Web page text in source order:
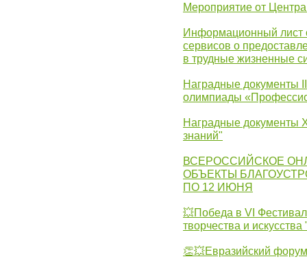
Мероприятие от
Информационный лист
сервисов о
в трудные жизненные
Наградные документы
олимпиады
Наградные документы
знаний"
ВСЕРОССИЙСКОЕ
ОБЪЕКТЫ
ПО 12 ИЮНЯ
💥Победа в VI
творчества и
👏💥Евразийский форум